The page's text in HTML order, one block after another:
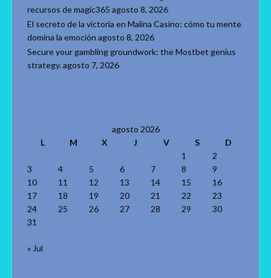
recursos de magic365 agosto 8, 2026
El secreto de la victoria en Malina Casino: cómo tu mente
domina la emoción agosto 8, 2026
Secure your gambling groundwork: the Mostbet genius
strategy.agosto 7, 2026
agosto 2026
L
M X J V S
D
1
2
3
4 5 6 7 8
9
10
11 12 13 14 15
16
17
18 19 20 21 22
23
24
25 26 27 28 29
30
31
« Jul